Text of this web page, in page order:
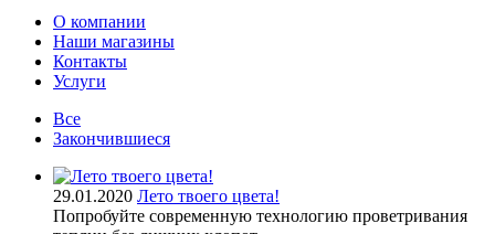
О компании
Наши магазины
Контакты
Услуги
Все
Закончившиеся
29.01.2020 Лето твоего цвета!
Попробуйте современную технологию проветривания